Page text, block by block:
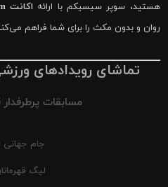
هستید، سوپر سیسیکم با ارائه اکانت CCcam پایدار و فول پکیج
روان و بدون مکث را برای شما فراهم
تماشای رویدادهای
مسابقات
جام جهانی
لیگ